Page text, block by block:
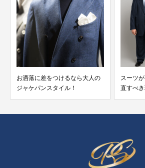
るなら大人の
スーツがダボい人へ！今すぐ見
直すべき理由